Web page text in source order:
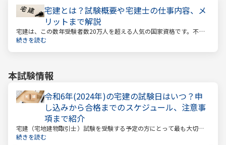
宅建とは？試験概要や宅建士の仕事内容、メ
リットまで解説
宅建は、この数年受験者数20万人を超える人気の国家資格です。不動
産業に携わる人をはじめ、他業種、学生、主婦まで、さまざまな方が
続きを読む
本試験情報
令和6年(2024年)の宅建の試験日はいつ？申
し込みから合格までのスケジュール、注意事
項まで紹介
宅建（宅地建物取引士）試験を受験する予定の方にとって最も大切な
情報は「試験日」です。いつから勉強を始めるか、もう始めているな
続きを読む